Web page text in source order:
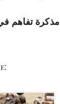
تفاهم